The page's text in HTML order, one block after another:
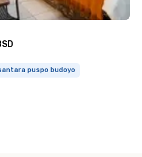
puspo budoyo